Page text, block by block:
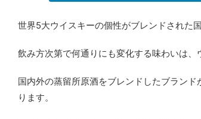
世界5大ウイスキーの個性がブレンドされた
飲み方次第で何通りにも変化する味わいは、
国内外の蒸留所原酒をブレンドしたブラン
ります。